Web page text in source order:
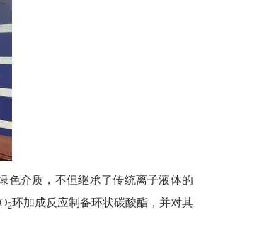
色介质，不但继承了传统离子液体的
2环加成反应制备环状碳酸酯，并对其